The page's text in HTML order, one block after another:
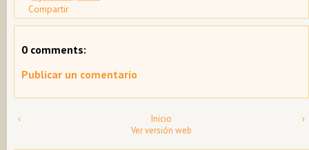
Compartir
0 comments:
Publicar un comentario
‹ ›
Inicio
Ver versión web